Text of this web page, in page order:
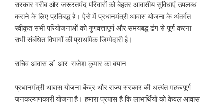
सरकार गरीब और जरूरतमंद परिवारों को बेहतर आवासीय सुविधाएं उपलब्ध
कराने के लिए प्रतिबद्ध है। ऐसे में प्रधानमंत्री आवास योजना के अंतर्गत
स्वीकृत सभी परियोजनाओं को गुणवत्तापूर्ण और समयबद्ध ढंग से पूर्ण करना
सभी संबंधित विभागों की प्राथमिक जिम्मेदारी है।
सचिव आवास डॉ. आर. राजेश कुमार का बयान
प्रधानमंत्री आवास योजना केंद्र और राज्य सरकार की अत्यंत महत्वपूर्ण
जनकल्याणकारी योजना है। हमारा प्रयास है कि लाभार्थियों को केवल आवास